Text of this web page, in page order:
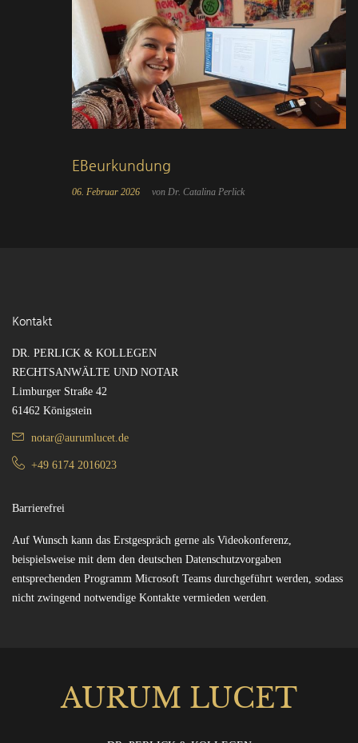
EBeurkundung
06. Februar 2026 von Dr. Catalina Perlick
Kontakt
DR. PERLICK & KOLLEGEN
RECHTSANWÄLTE UND NOTAR
Limburger Straße 42
61462 Königstein
notar@aurumlucet.de
+49 6174 2016023
Barrierefrei
Auf Wunsch kann das Erstgespräch gerne als Videokonferenz,
beispielsweise mit dem den deutschen Datenschutzvorgaben
entsprechenden Programm Microsoft Teams durchgeführt werden, sodass
nicht zwingend notwendige Kontakte vermieden werden
AURUM LUCET